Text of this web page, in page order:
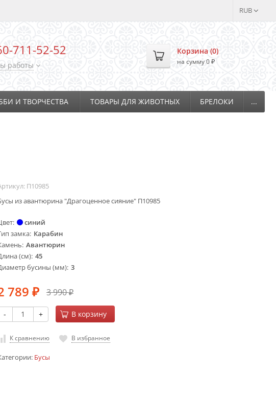
RUB
711-52-52
работы
Корзина (0)
на сумму0 ₽
И ТВОРЧЕСТВА ТОВАРЫ ДЛЯ ЖИВОТНЫХ БРЕЛОКИ ...
П10985
из авантюрина "Драгоценное сияние" П10985
синий
замка Карабин
Авантюрин
(см) 45
бусины (мм) 3
789 ₽ 3 990₽
- + В корзину
К сравнению В избранное
Бусы